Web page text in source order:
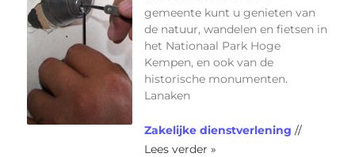
gemeente kunt u genieten van
de natuur, wandelen en fietsen in
het Nationaal Park Hoge
Kempen, en ook van de
historische monumenten.
Lanaken
Zakelijke dienstverlening //
Lees verder »